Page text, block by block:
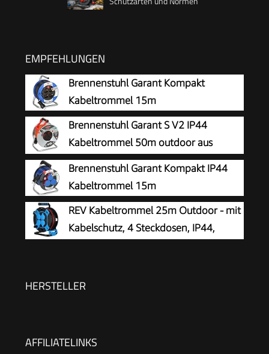
EMPFEHLUNGEN
Brennenstuhl Garant Kompakt
Kabeltrommel 15m
Brennenstuhl Garant S V2 IP44
Kabeltrommel 50m outdoor aus
Stahlblech
Brennenstuhl Garant Kompakt IP44
Kabeltrommel 15m
REV Kabeltrommel 25m Outdoor - mit
Kabelschutz, 4 Steckdosen, IP44,
HERSTELLER
AFFILIATELINKS